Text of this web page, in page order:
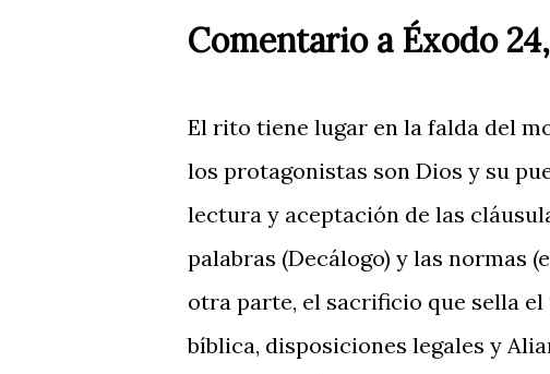
Comentario a Éxodo
El rito tiene lugar en la falda del
los protagonistas son Dios y su
lectura y aceptación de las
palabras (Decálogo) y las normas
otra parte, el sacrificio que sella
bíblica, disposiciones legales y